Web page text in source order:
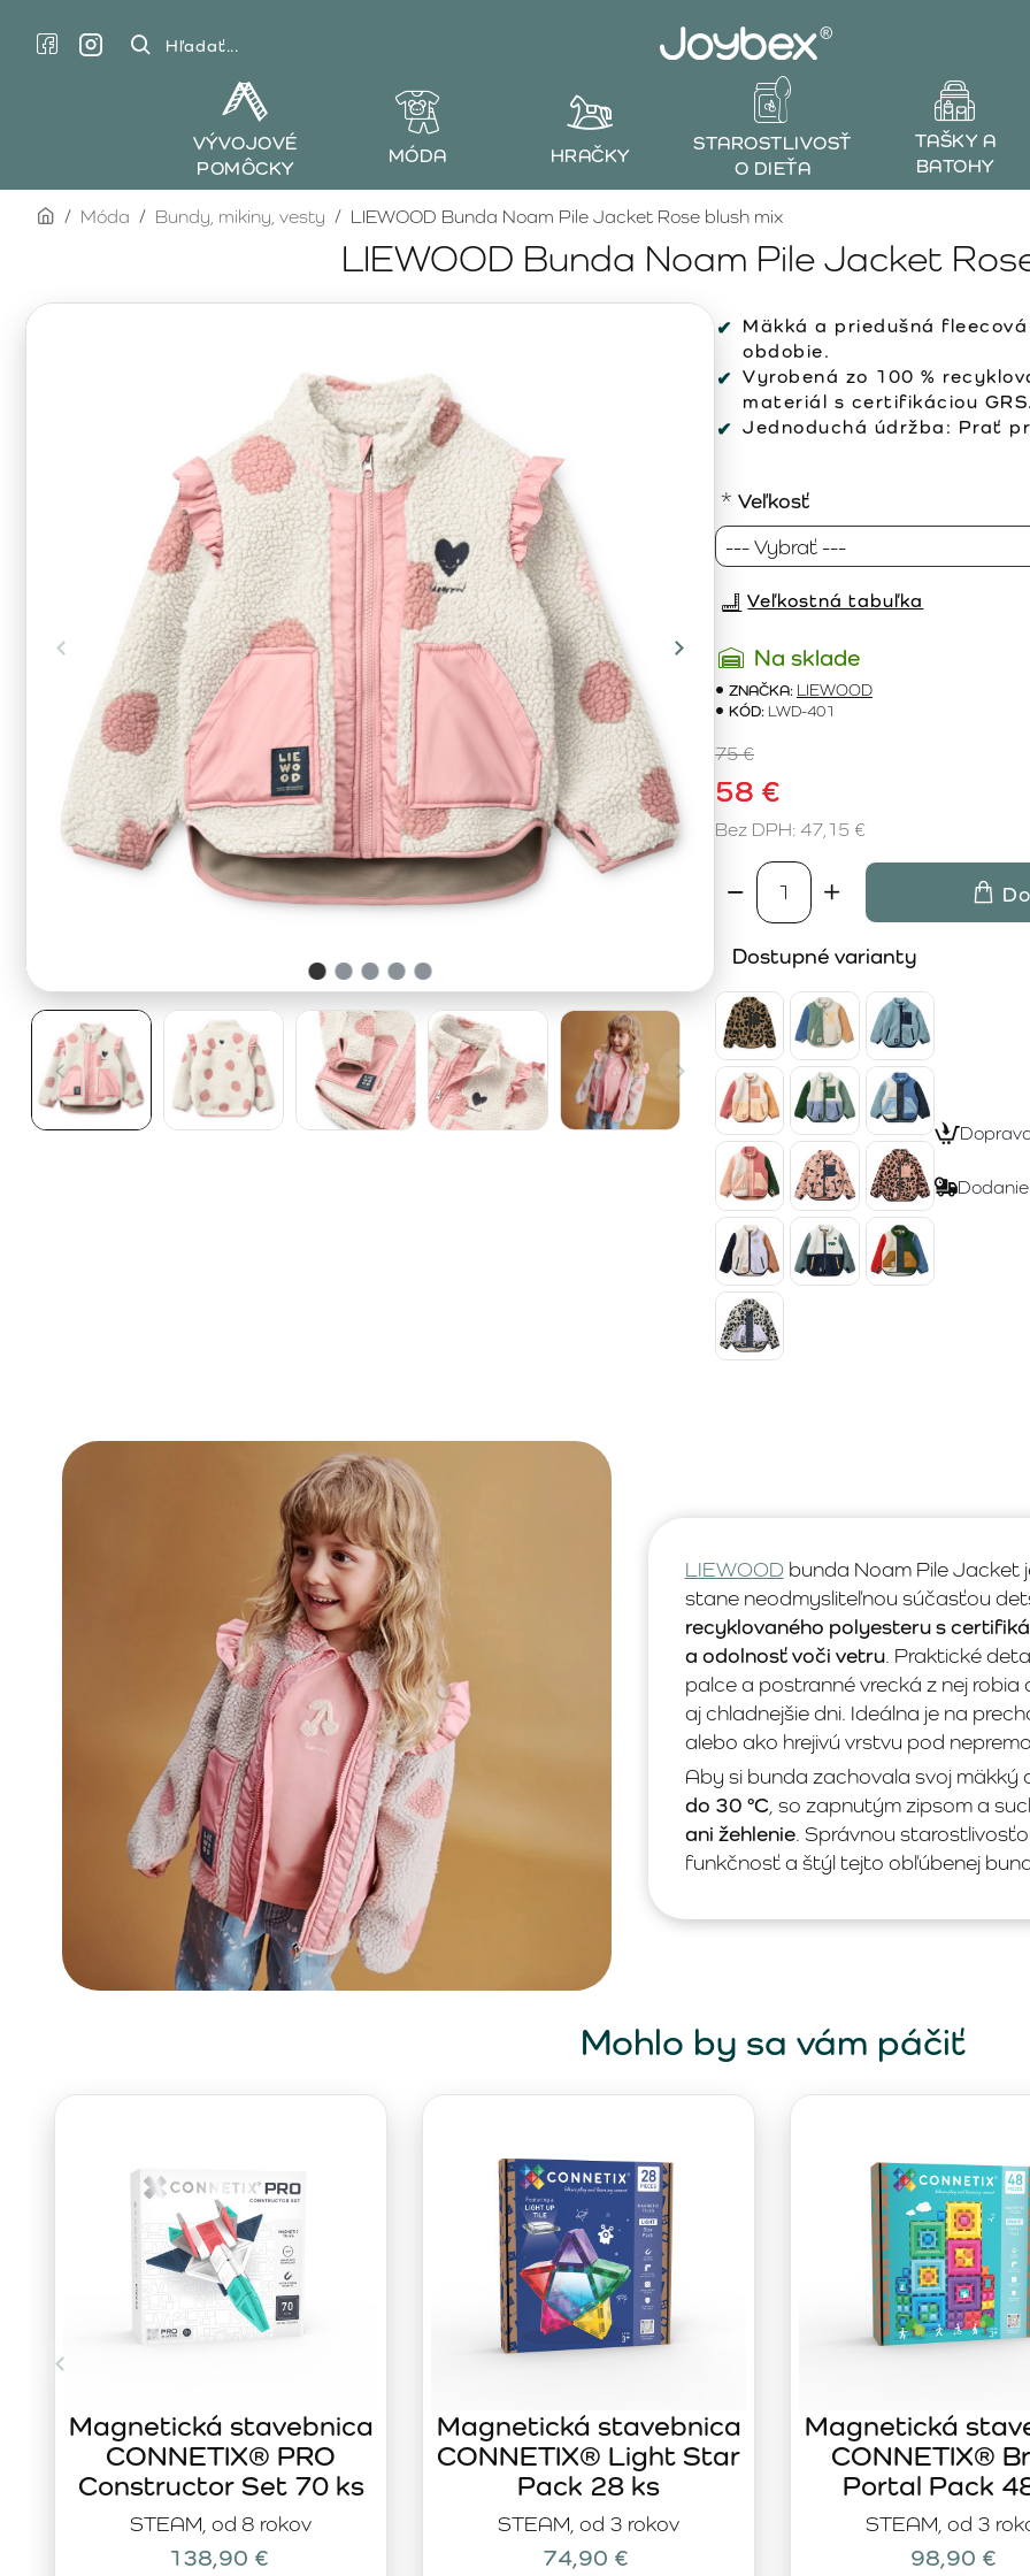
Hľadať...
VÝVOJOVÉ
POMÔCKY
MÓDA HRAČKY
STAROSTLIVOSŤ
O DIEŤA
TAŠKY A
BATOHY
LIEWOOD Bunda Noam Pile Jacket
homeMóda Bundy, mikiny, vesty LIEWOOD Bunda Noam Pile Jacket Rose blush mix
Mäkká a priedušná
obdobie.
Vyrobená zo 100 %
materiál s certifikáciou GRS.
Jednoduchá údržba: Prať
Na sklade
ZNAČKA: LIEWOOD
KÓD: LWD-401
58 €
75 €
Bez DPH: 47,15 €
Veľkosť
Veľkostná tabuľka
Dostupné varianty
LIEWOODbunda Noam Pile Jacket
stane neodmysliteľnou súčasťou
recyklovaného polyesteru s
a odolnosť voči vetru. Praktické
palce a postranné vrecká z nej
aj chladnejšie dni. Ideálna je na
alebo ako hrejivú vrstvu pod
Aby si bunda zachovala svoj mäkký
do 30 °C, so zapnutým zipsom a
ani žehlenie. Správnou
funkčnosť a štýl tejto obľúbenej
Mohlo by sa vám páčiť
STEAM, od 8 rokov
Magnetická stavebnica
CONNETIX® PRO
Constructor Set 70 ks
138,90 €
STEAM, od 3 rokov
Magnetická stavebnica
CONNETIX® Light Star
Pack 28 ks
74,90 €
STEAM, od 3
Magnetická
CONNETIX®
Portal Pack
98,90 €